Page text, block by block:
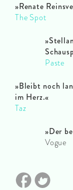
»Renate
The Spot
»
Paste
»Bleibt noch
im Herz.«
Taz
»Der
Vogue